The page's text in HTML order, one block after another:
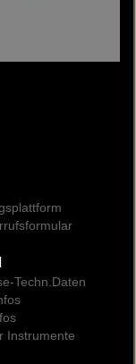
-Techn.Daten
Instrumente